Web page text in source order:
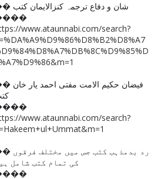
�� شان و دفاع ترجمہ کنزالایمان کتب
www.ataunnabi.com/search?
�� فیضان حکیم الامت
www.ataunnabi.com/search?
�� رد بدمذہب کتب جس
کی تمام کتب شامل